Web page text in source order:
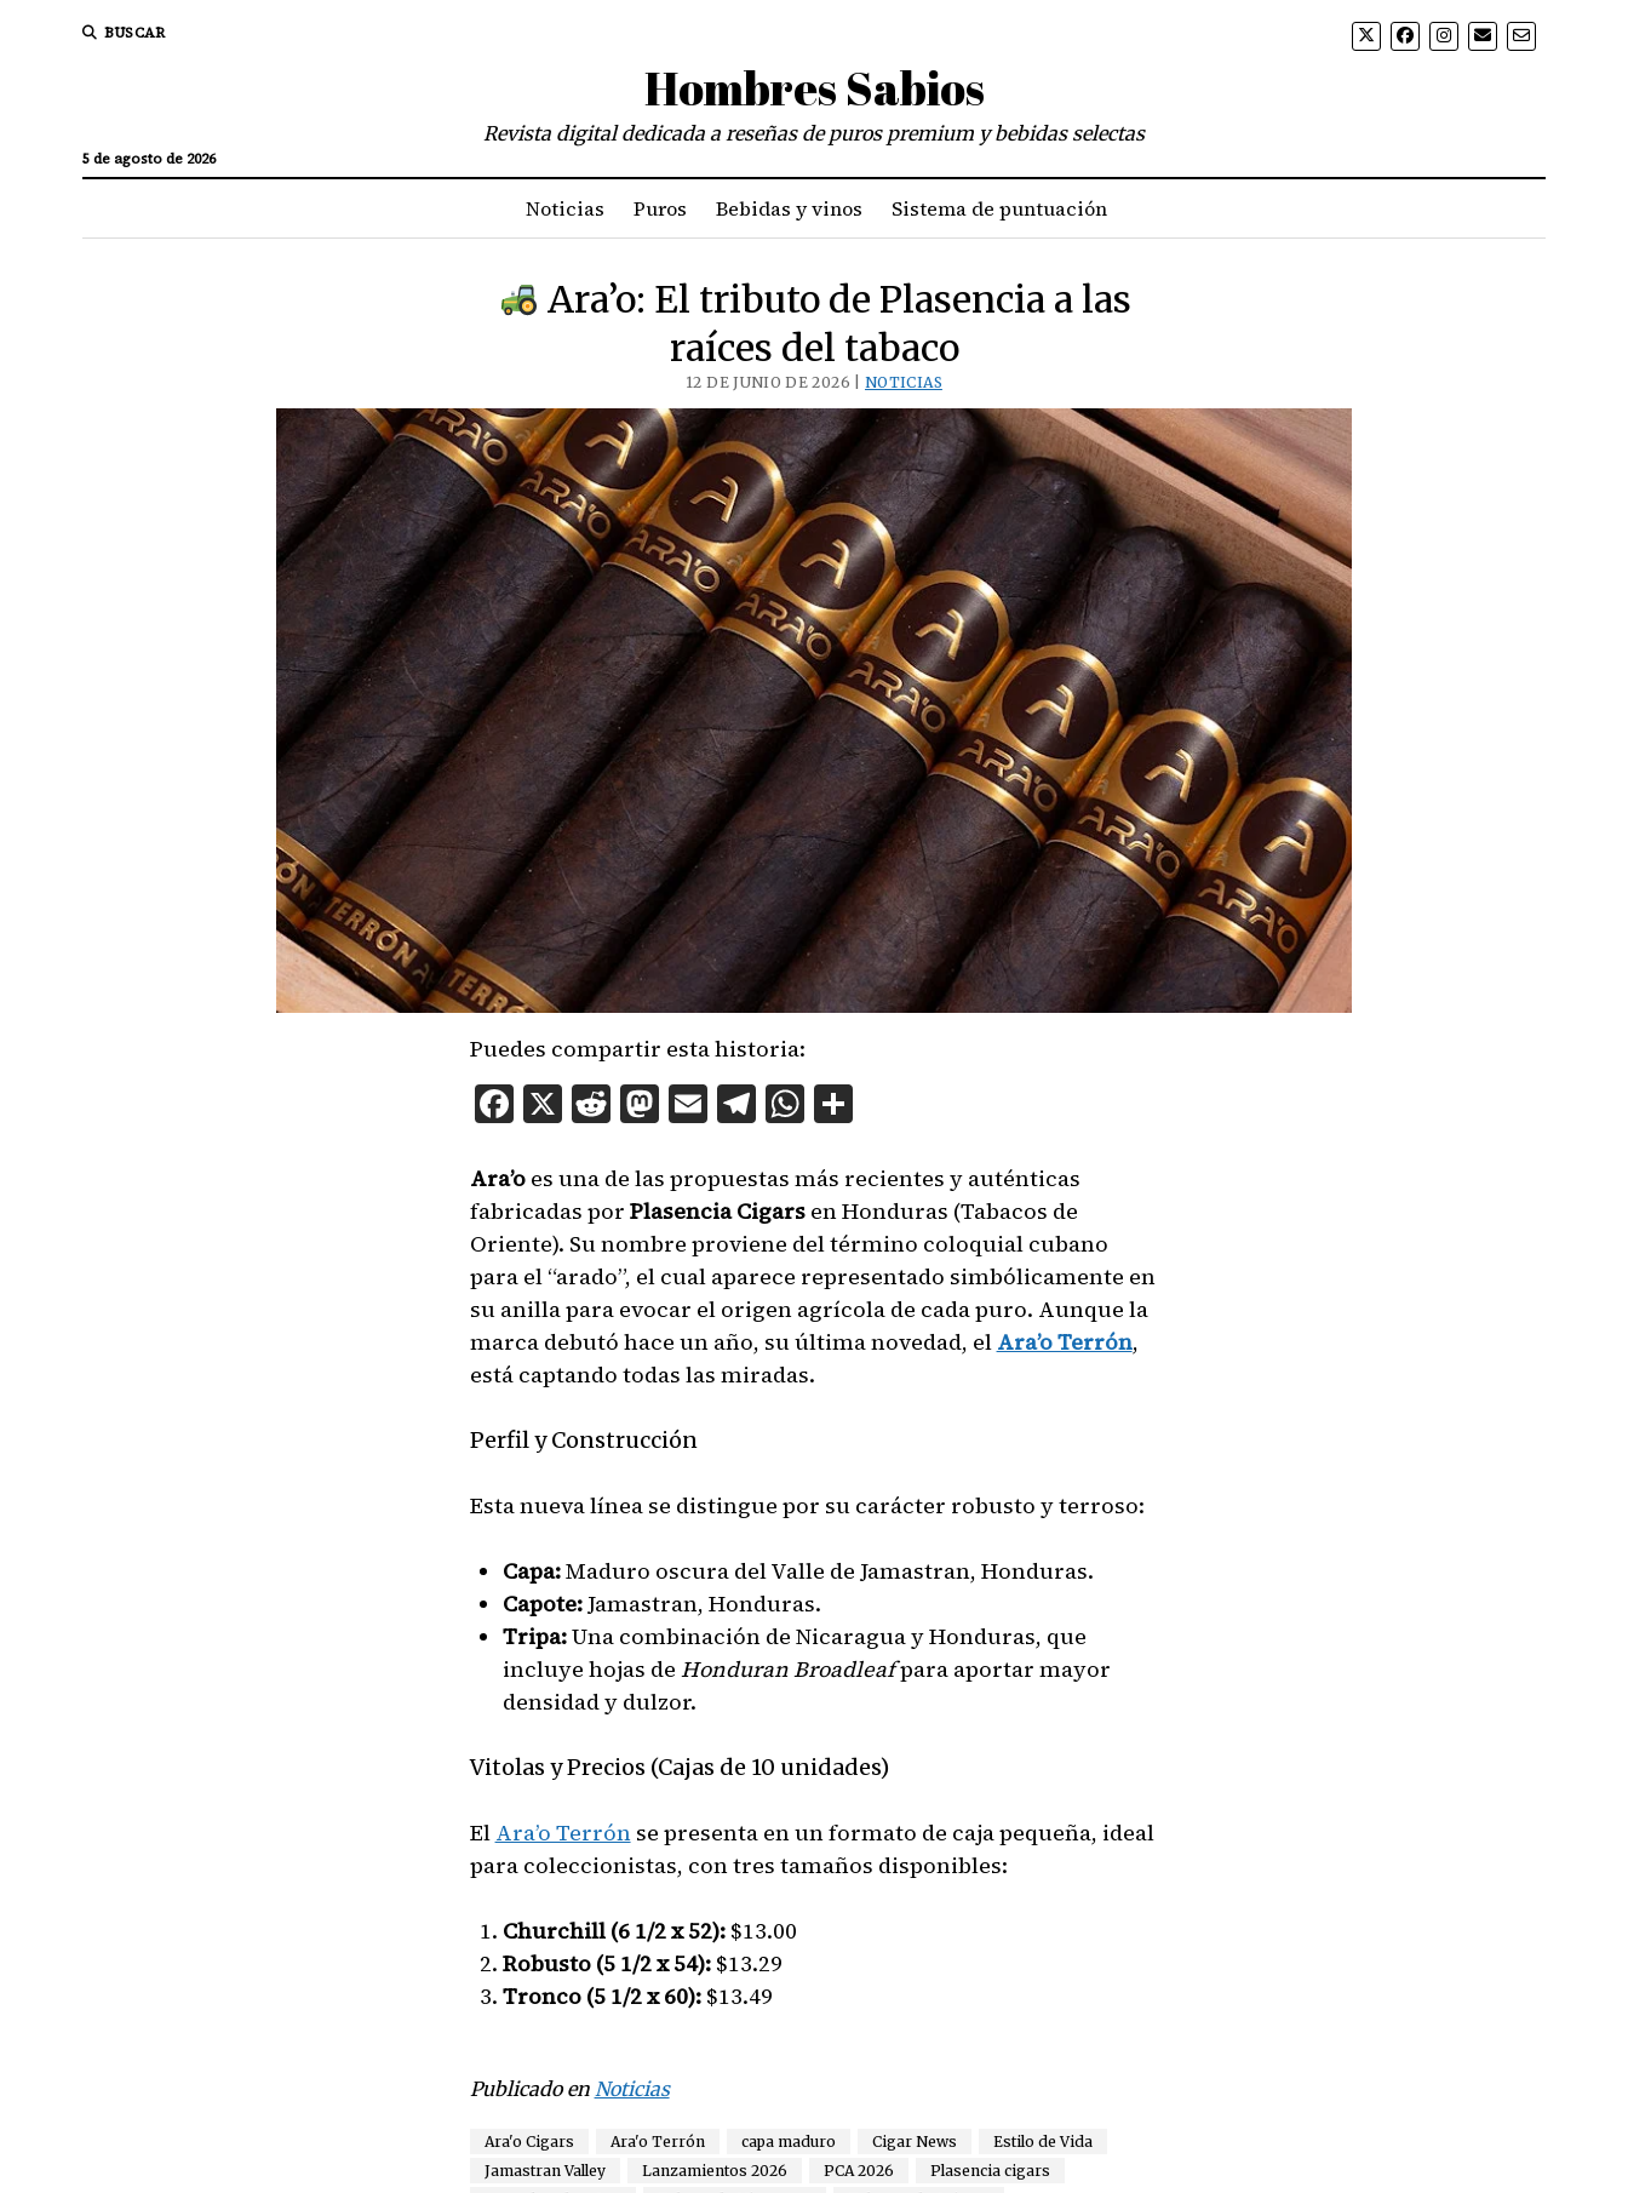
BUSCAR
Hombres Sabios
5 de agosto de 2026
Revista digital dedicada a reseñas de puros premium y bebidas selectas
Noticias Puros Bebidas y vinos Sistema de puntuación
Ara’o: El tributo de Plasencia a las
raíces del tabaco
12 DE JUNIO DE 2026 |NOTICIAS
Puedes compartir esta historia:
Facebook
X Reddit
Mastodon
EmailTelegram
WhatsApp
Compartir
Ara’oes una de las propuestas más recientes y auténticas
fabricadas por Plasencia Cigarsen Honduras (Tabacos de
Oriente). Su nombre proviene del término coloquial cubano
para el “arado”, el cual aparece representado simbólicamente en
su anilla para evocar el origen agrícola de cada puro. Aunque la
marca debutó hace un año, su última novedad, el Ara’o Terrón,
está captando todas las miradas.
Perfil y Construcción
Esta nueva línea se distingue por su carácter robusto y terroso:
Capa:Maduro oscura del Valle de Jamastran, Honduras.
Capote:Jamastran, Honduras.
Tripa:Una combinación de Nicaragua y Honduras, que
incluye hojas de Honduran Broadleafpara aportar mayor
densidad y dulzor.
Vitolas y Precios (Cajas de 10 unidades)
El Ara’o Terrónse presenta en un formato de caja pequeña, ideal
para coleccionistas, con tres tamaños disponibles:
Churchill (6 1/2 x 52):$13.00
Robusto (5 1/2 x 54):$13.29
Tronco (5 1/2 x 60):$13.49
Publicado en Noticias
Ara'o Cigars Ara'o Terrón capa maduro Cigar News
Estilo de Vida
Jamastran Valley
Lanzamientos 2026 PCA 2026
Plasencia cigars